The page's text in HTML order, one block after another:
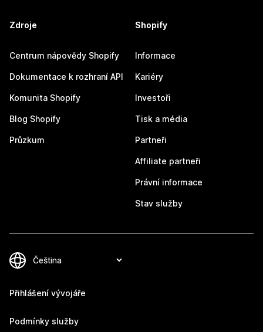
Zdroje
Centrum nápovědy Shopify
Dokumentace k rozhraní API
Komunita Shopify
Blog Shopify
Průzkum
Shopify
Informace
Kariéry
Investoři
Tisk a média
Partneři
Affiliate partneři
Právní informace
Stav služby
Přihlášení vývojáře
Podmínky služby